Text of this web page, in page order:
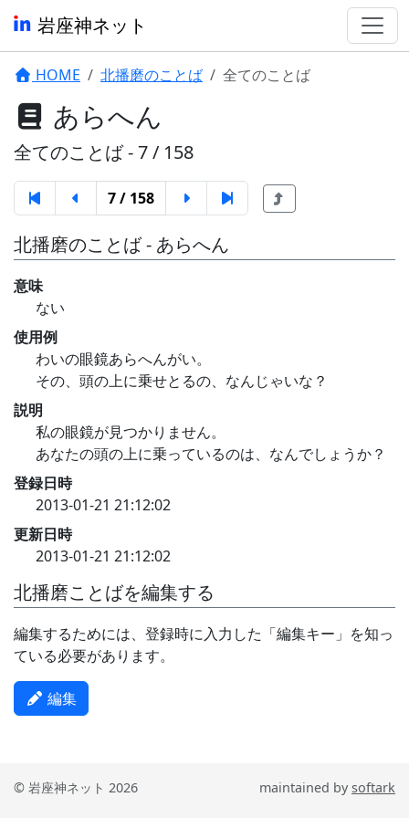
岩座神ネット
HOME 北播磨のことば 全てのことば
あらへん
全てのことば - 7 / 158
7 / 158
北播磨のことば - あらへん
意味
ない
使用例
わいの眼鏡あらへんがい。
その、頭の上に乗せとるの、なんじゃいな？
説明
私の眼鏡が見つかりません。
あなたの頭の上に乗っているのは、なんでしょうか？
登録日時
2013-01-21 21:12:02
更新日時
2013-01-21 21:12:02
北播磨ことばを編集する
編集するためには、登録時に入力した「編集キー」を知っ
ている必要があります。
編集
© 岩座神ネット 2026 maintained bysoftark